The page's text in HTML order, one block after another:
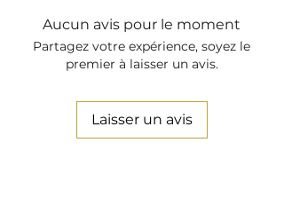
Italy
Trattamento :Lavaggio
Profumato e Ammorbidente
Aucun avis pour le moment
Partagez votre expérience, soyez le
premier à laisser un avis.
Laisser un avis